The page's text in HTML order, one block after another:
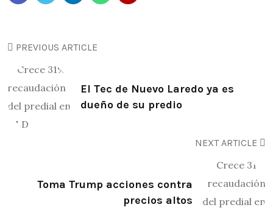
PREVIOUS ARTICLE
El Tec de Nuevo Laredo ya es
dueño de su predio
NEXT ARTICLE
Toma Trump acciones contra
precios altos